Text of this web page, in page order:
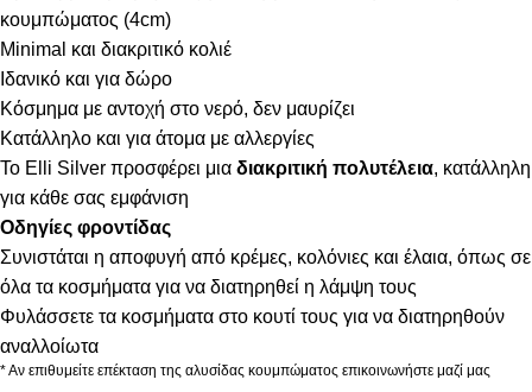
κουμπώματος (4cm)
Minimal και διακριτικό κολιέ
Ιδανικό και για δώρο
Κόσμημα με αντοχή στο νερό, δεν μαυρίζει
Κατάλληλο και για άτομα με αλλεργίες
Το Elli Silver προσφέρει μια διακριτική πολυτέλεια, κατάλληλη
για κάθε σας εμφάνιση
Οδηγίες φροντίδας
Συνιστάται η αποφυγή από κρέμες, κολόνιες και έλαια, όπως σε
όλα τα κοσμήματα για να διατηρηθεί η λάμψη τους
Φυλάσσετε τα κοσμήματα στο κουτί τους για να διατηρηθούν
αναλλοίωτα
* Αν επιθυμείτε επέκταση της αλυσίδας κουμπώματος επικοινωνήστε μαζί μας